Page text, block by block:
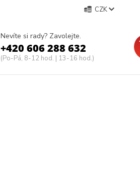
CZK
Nevíte si rady? Zavolejte.
+420 606 288 632
(Po-Pá, 8-12 hod. | 13-16 hod.)